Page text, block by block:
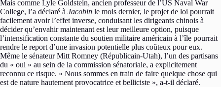
Mais comme Lyle Goldstein, ancien professeur de l’US Naval War
College, l’a déclaré à Jacobin le mois dernier, le projet de loi pourrait
facilement avoir l’effet inverse, conduisant les dirigeants chinois à
décider qu’envahir maintenant est leur meilleure option, puisque
l’intensification constante du soutien militaire américain à l’île pourrait
rendre le report d’une invasion potentielle plus coûteux pour eux.
Même le sénateur Mitt Romney (Républicain-Utah), l’un des partisans
du « oui » au sein de la commission sénatoriale, a explicitement
reconnu ce risque. « Nous sommes en train de faire quelque chose qui
est de nature hautement provocatrice et belliciste », a-t-il déclaré.